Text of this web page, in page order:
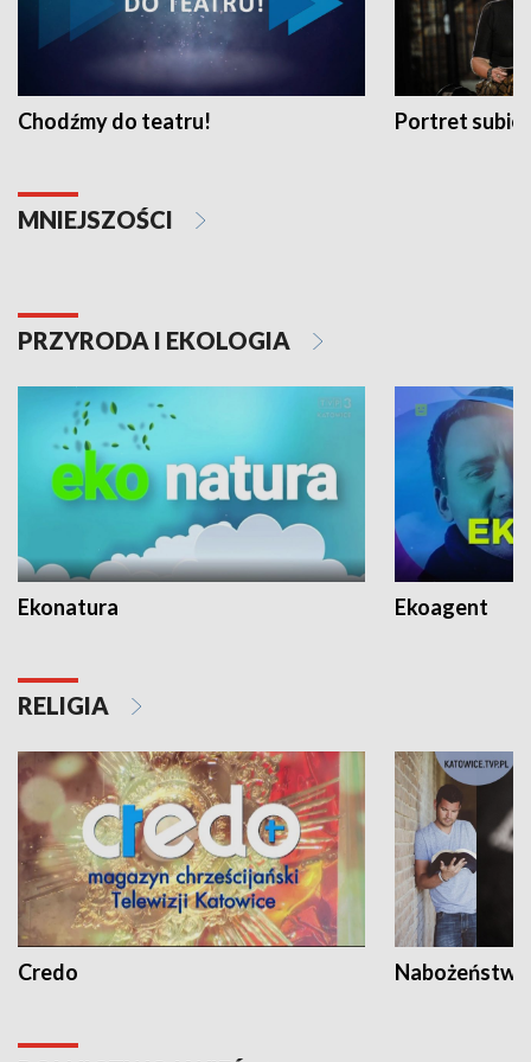
Chodźmy do teatru! Portret
MNIEJSZOŚCI
PRZYRODA I EKOLOGIA
Ekonatura Ekoagent
RELIGIA
Credo